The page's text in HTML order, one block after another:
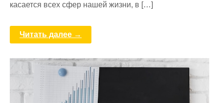
касается всех сфер нашей жизни, в […]
Читать далее →